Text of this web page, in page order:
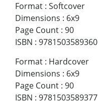
Format : Softcover
Dimensions : 6x9
Page Count : 90
ISBN : 9781503589360
Format : Hardcover
Dimensions : 6x9
Page Count : 90
ISBN : 9781503589377